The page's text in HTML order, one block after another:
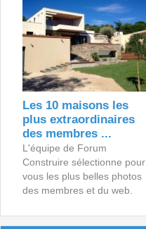
Les 10 maisons les
plus extraordinaires
des membres ...
L'équipe de Forum
Construire sélectionne pour
vous les plus belles photos
des membres et du web.